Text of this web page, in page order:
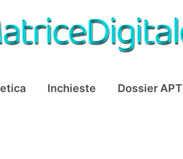
Inchieste Dossier APT